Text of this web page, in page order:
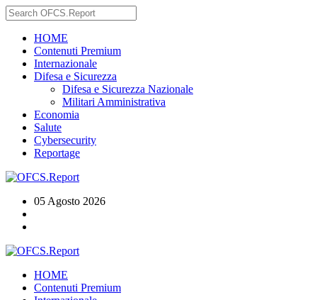
HOME
Contenuti Premium
Internazionale
Difesa e Sicurezza
Difesa e Sicurezza Nazionale
Militari Amministrativa
Economia
Salute
Cybersecurity
Reportage
05 Agosto 2026
HOME
Contenuti Premium